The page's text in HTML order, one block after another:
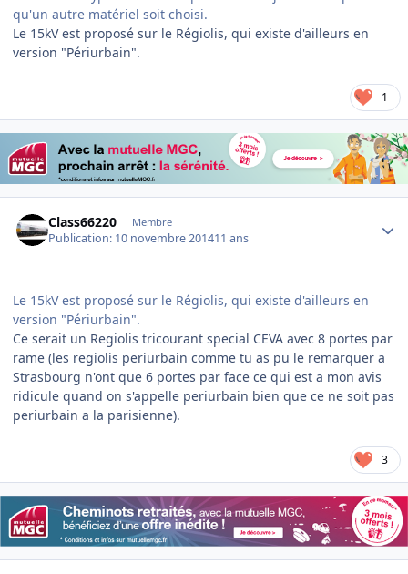
qu'un autre matériel soit choisi.
Le 15kV est proposé sur le Régiolis, qui existe d'ailleurs en
version "Périurbain".
1
Class66220 Membre
Publication: 10 novembre 201411 ans
Le 15kV est proposé sur le Régiolis, qui existe d'ailleurs en
version "Périurbain".
Ce serait un Regiolis tricourant special CEVA avec 8 portes par
rame (les regiolis periurbain comme tu as pu le remarquer a
Strasbourg n'ont que 6 portes par face ce qui est a mon avis
ridicule quand on s'appelle periurbain bien que ce ne soit pas
periurbain a la parisienne).
3